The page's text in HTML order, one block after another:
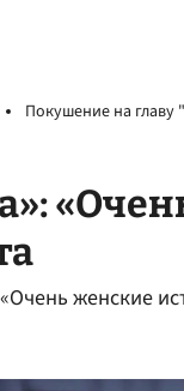
Покушение на главу
женские